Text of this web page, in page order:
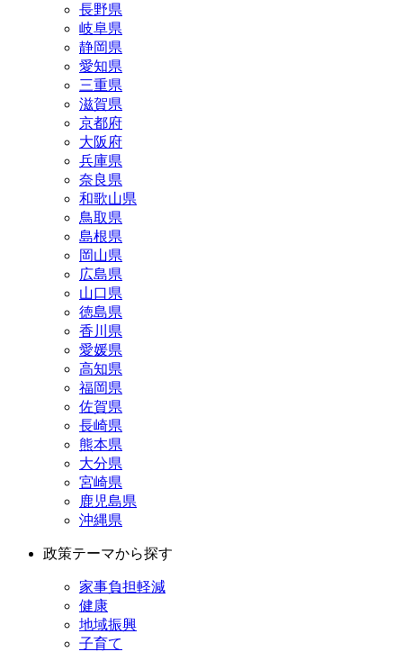
長野県
岐阜県
静岡県
愛知県
三重県
滋賀県
京都府
大阪府
兵庫県
奈良県
和歌山県
鳥取県
島根県
岡山県
広島県
山口県
徳島県
香川県
愛媛県
高知県
福岡県
佐賀県
長崎県
熊本県
大分県
宮崎県
鹿児島県
沖縄県
政策テーマから探す
家事負担軽減
健康
地域振興
子育て